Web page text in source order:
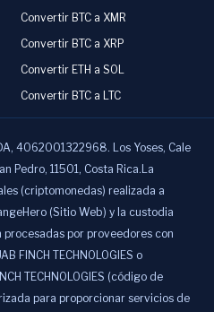
Convertir BTC a XMR
Convertir BTC a XRP
Convertir ETH a SOL
Convertir BTC a LTC
4062001322968. Los Yoses, Cale
Pedro, 11501, Costa Rica.La
(criptomonedas) realizada a
(Sitio Web) y la custodia
por proveedores con
FINCH TECHNOLOGIES o
TECHNOLOGIES (código de
para proporcionar servicios de